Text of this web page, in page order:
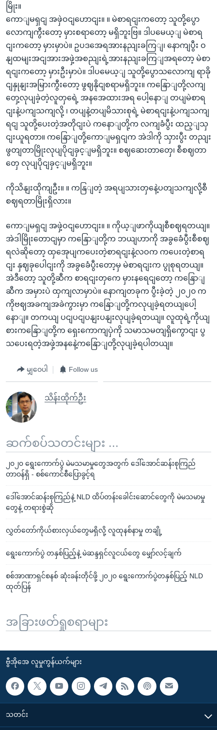
မြိုး။
ကောျမရှငျ အဖှဲဝငျဟောငျး။ ။ မဲစာရငျးကတော့ သူတို့ပွော
လောကျကွီးတော့ မှားစရာတော့ မရှိဘူးဗြ။ ဒါပမေယ့ျ မဲစာရ
ငျးကတော့ မှားမှာပဲ။ ဥပဒအေရအားနညျးခကြျ၊ နောကျပွီး ဝ
နျထမျးအငျအားအဖှဲ့အစညျးရဲ့အားနညျးခကြျအရတော့ မဲစာ
ရငျးကတော့ မှားဦးမှာပဲ။ ဒါပမေယ့ျ သူတို့ပွောသလောကျ ရာခို
ငျနှုနျးအမြားကွီးတော့ ဖွဈနိုငျစရာမရှိဘူး။ ကနြောျတို့လကျ
တှေ့လုပျခဲ့တဲ့လူတှရေဲ့ အနအေထားအရ ပေါ့နောျ တပျမဲစာရ
ငျးနဲ့ပကျသကျလို့ ၊ တပျနဲ့တပျမိသားစုရဲ့ မဲစာရငျးနဲ့ပကျသကျ
ရငျ သူတို့ပေးတဲ့အတိုငျးပဲ ကနောျတို့က လကျခံပွီး ထည့ျသှ
ငျးယူရတာ။ ကနြောျတို့ကောျမရှငျက အဲဒါကို သှားပွီး တညျး
ဖွတျတာမြိုးလုပျပိုငျခှင့ျမရှိဘူး။ စဈဆေးတာတှေ၊ စီစဈတာ
တှေ လုပျပိုငျခှင့ျမရှိဘူး။
ကိုသိနျးထိုကျဦး။ ။ ကနြျတဲ့ အရပျသားတှနေဲ့ပတျသကျလို့စီ
စဈရတာမြိုးရှိလား။
ကောျမရှငျ အဖှဲ့ဝငျဟောငျး။ ။ ကိုယ့ျဖာကိုယျစီစဈရတယျ။
အဲဒါမြိုးတောငျမှာ ကနြောျတို့က ဘယျဟာကို အခွခေံပွီးစီစဈ
ရလဲဆိုတော့ ထှအေုပျကပေးတဲ့စာရငျးနဲ့လဝက ကပေးတဲ့စာရ
ငျး နှဈခုပေါငျးကို အခွခေံပွီးတော့မှ မဲစာရငျးက ပွုစုရတယျ။
အဲဒီတော့ သူတို့ဆီက စာရငျးတှကေ မှားနရေငျတော့ ကနြောျ
ဆီက အမှားပဲ ထှကျလာမှာပဲ။ နောကျတခုက ပွီးခဲ့တဲ့ ၂၀၂၀ က
ကိုဗဈအခကျအခဲကွားမှာ ကနြောျတို့ကလုပျခဲ့ရတယျပေါ့
နောျ။ တကယျ ပငျပငျပနျးပနျးလုပျခဲ့ရတယျ။ လူထုရဲ့ကိုယျ
စားကနြောျတို့က ရှေးကောကျပှဲကို သမာသမတျရှိကွောငျး ပွ
သပေးရတဲ့အဖှဲ့အနနေဲ့ကနြောျတို့လုပျခဲ့ရပါတယျ။
မျှဝေပါ Follow us
သိန်းထိုက်ဦး
ဆက်စပ်သတင်းများ ...
၂၀၂၀ ရွေးကောက်ပွဲ မဲမသမာမှုတွေအတွက် ဒေါ်အောင်ဆန်းစုကြည်
တာဝန်ရှိ - စစ်ကောင်စီပြောခွင့်ရ
ဒေါ်အောင်ဆန်းစုကြည်နဲ့ NLD ထိပ်တန်းခေါင်းဆောင်တွေကို မဲမသမာမှု
တွေနဲ့ တရားစွဲဆို
လွှတ်တော်ကိုယ်စားလှယ်တွေမရှိလို့ လူထုနစ်နာမှု တချို့
ရွေးကောက်ပွဲ တနှစ်ပြည့်နဲ့ မဲဆန္ဒရှင်လူငယ်တွေ မျှော်လင့်ချက်
စစ်အာဏာရှင်စနစ် ဆုံးခန်းတိုင်ဖို့ ၂၀၂၀ ရွေးကောက်ပွဲတနှစ်ပြည့် NLD
ထုတ်ပြန်
အခြားဖတ်ရှုစရာများ
ဗွီအိုအေ လူမှုကွန်ယက်များ
သတင်း